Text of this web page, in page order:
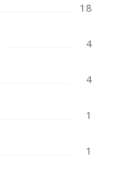
18
4
4
1
1